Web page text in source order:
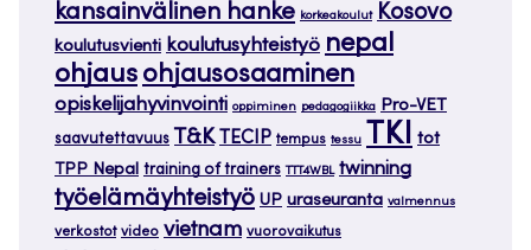
kansainvälinen hanke korkeakoulut Kosovo
koulutusvienti koulutusyhteistyö nepal
ohjaus ohjausosaaminen
opiskelijahyvinvointi oppiminen pedagogiikka Pro-VET
saavutettavuus T&K TECIP tempus tessu TKI tot
TPP Nepal training of trainers TTT4WBL twinning
työelämäyhteistyö UP uraseuranta valmennus
verkostot video vietnam vuorovaikutus